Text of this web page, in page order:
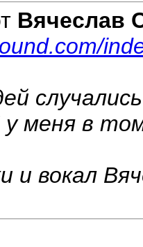
Вячеслав
меня в
и вокал